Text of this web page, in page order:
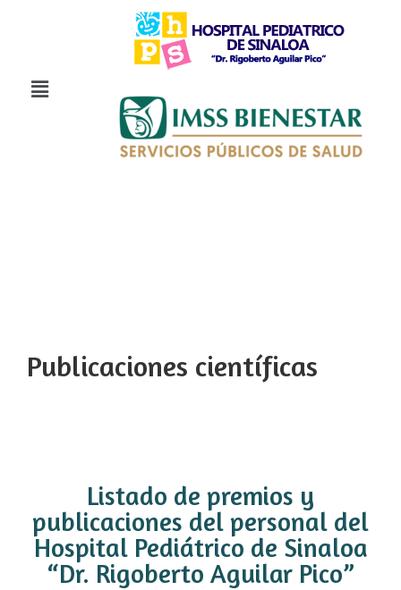
Publicaciones científicas
Listado de premios y
publicaciones del personal del
Hospital Pediátrico de Sinaloa
“Dr. Rigoberto Aguilar Pico”